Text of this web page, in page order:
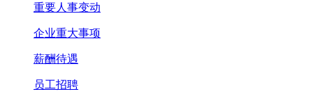
重要人事变动
企业重大事项
薪酬待遇
员工招聘